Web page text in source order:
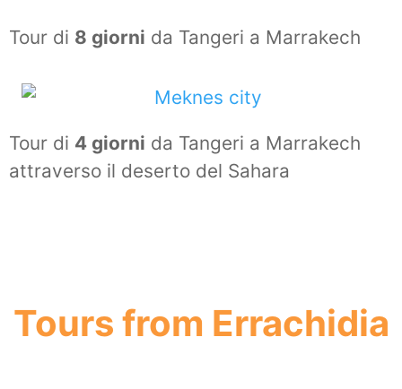
Tour di 8 giorni da Tangeri a Marrakech
Tour di 4 giorni da Tangeri a Marrakech
attraverso il deserto del Sahara
Tours from Errachidia